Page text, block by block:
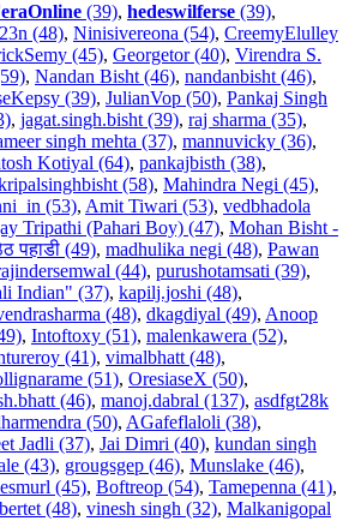
(39), hedeswilferse (39),
(48), Ninisivereona (54), CreemyElulley
(45), Georgetor (40), Virendra S.
, Nandan Bisht (46), nandanbisht (46),
(39), JulianVop (50), Pankaj Singh
, jagat.singh.bisht (39), raj sharma (35),
singh mehta (37), mannuvicky (36),
Kotiyal (64), pankajbisth (38),
(58), Mahindra Negi (45),
(53), Amit Tiwari (53), vedbhadola
Tripathi (Pahari Boy) (47), Mohan Bisht -
पहाडी (49), madhulika negi (48), Pawan
(44), purushotamsati (39),
Indian" (37), kapilj.joshi (48),
(48), dkagdiyal (49), Anoop
, Intoftoxy (51), malenkawera (52),
(41), vimalbhatt (48),
(51), OresiaseX (50),
(46), manoj.dabral (137), asdfgt28k
(50), AGafeflaloli (38),
Jadli (37), Jai Dimri (40), kundan singh
(43), grougsgep (46), Munslake (46),
(45), Boftreop (54), Tamepenna (41),
(48), vinesh singh (32), Malkanigopal